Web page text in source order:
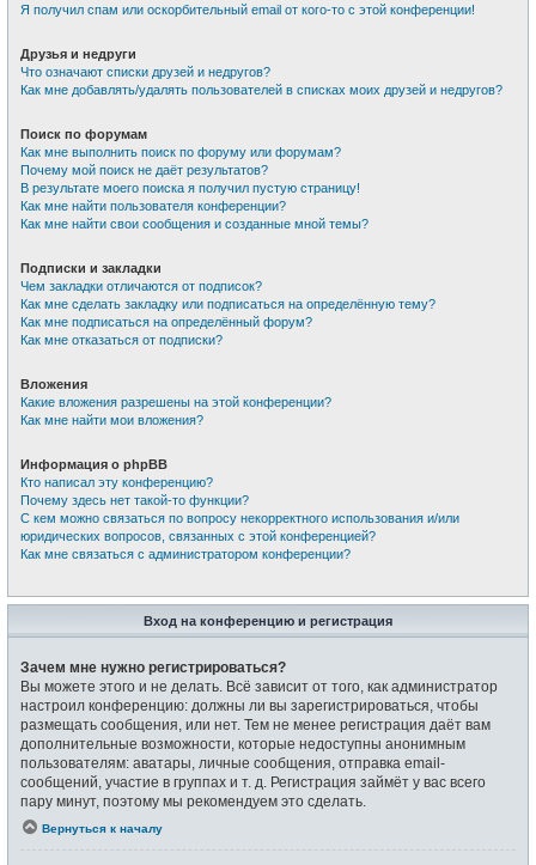
Я получил спам или оскорбительный email от кого-то с этой конференции!
Друзья и недруги
Что означают списки друзей и недругов?
Как мне добавлять/удалять пользователей в списках моих друзей и недругов?
Поиск по форумам
Как мне выполнить поиск по форуму или форумам?
Почему мой поиск не даёт результатов?
В результате моего поиска я получил пустую страницу!
Как мне найти пользователя конференции?
Как мне найти свои сообщения и созданные мной темы?
Подписки и закладки
Чем закладки отличаются от подписок?
Как мне сделать закладку или подписаться на определённую тему?
Как мне подписаться на определённый форум?
Как мне отказаться от подписки?
Вложения
Какие вложения разрешены на этой конференции?
Как мне найти мои вложения?
Информация о phpBB
Кто написал эту конференцию?
Почему здесь нет такой-то функции?
С кем можно связаться по вопросу некорректного использования и/или
юридических вопросов, связанных с этой конференцией?
Как мне связаться с администратором конференции?
Вход на конференцию и регистрация
Зачем мне нужно регистрироваться?
Вы можете этого и не делать. Всё зависит от того, как администратор
настроил конференцию: должны ли вы зарегистрироваться, чтобы
размещать сообщения, или нет. Тем не менее регистрация даёт вам
дополнительные возможности, которые недоступны анонимным
пользователям: аватары, личные сообщения, отправка email-
сообщений, участие в группах и т. д. Регистрация займёт у вас всего
пару минут, поэтому мы рекомендуем это сделать.
Вернуться к началу